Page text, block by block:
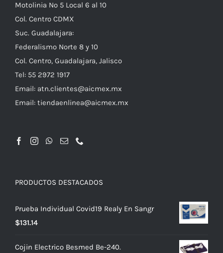
Motolinia No 5 Local 6 al 10
Col. Centro CDMX
Suc. Guadalajara:
Federalismo Norte 8 y 10
Col. Centro, Guadalajara, Jalisco
Tel: 55 2972 1917
Email: atn.clientes@aicmex.mx
Email: tiendaenlinea@aicmex.mx
PRODUCTOS DESTACADOS
Prueba Individual Covid19 Realy En Sangr
$131.14
Cojin Electrico Besmed Be-240.